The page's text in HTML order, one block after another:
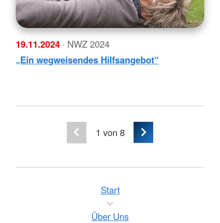
19.11.2024 · NWZ 2024
„Ein wegweisendes Hilfsangebot“
1 von 8
Start
Über Uns